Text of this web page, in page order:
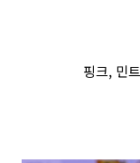
핑크, 민